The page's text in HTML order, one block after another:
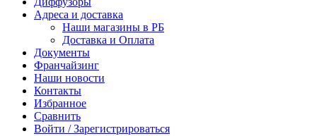
Адреса и доставка
Наши магазины в РБ
Доставка и Оплата
Документы
Франчайзинг
Наши новости
Контакты
Избранное
Сравнить
Войти / Зарегистрироваться